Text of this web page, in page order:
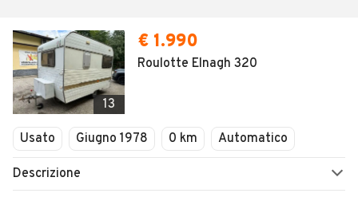
13
€ 1.990
Roulotte Elnagh 320
Usato Giugno 1978 0 km Automatico
Descrizione